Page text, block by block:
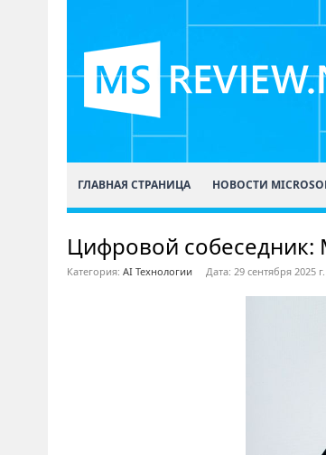
ГЛАВНАЯ СТРАНИЦА НОВОСТИ
Цифровой собеседник:
Категория: AI Технологии Дата: 29 сентября 2025